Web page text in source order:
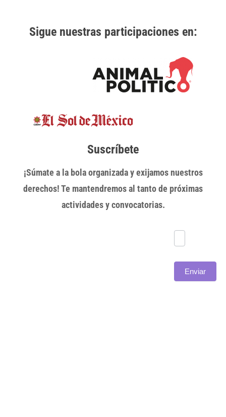
Sigue nuestras participaciones en:
Suscríbete
¡Súmate a la bola organizada y exijamos nuestros
derechos! Te mantendremos al tanto de próximas
actividades y convocatorias.
Subscríbete
Enviar